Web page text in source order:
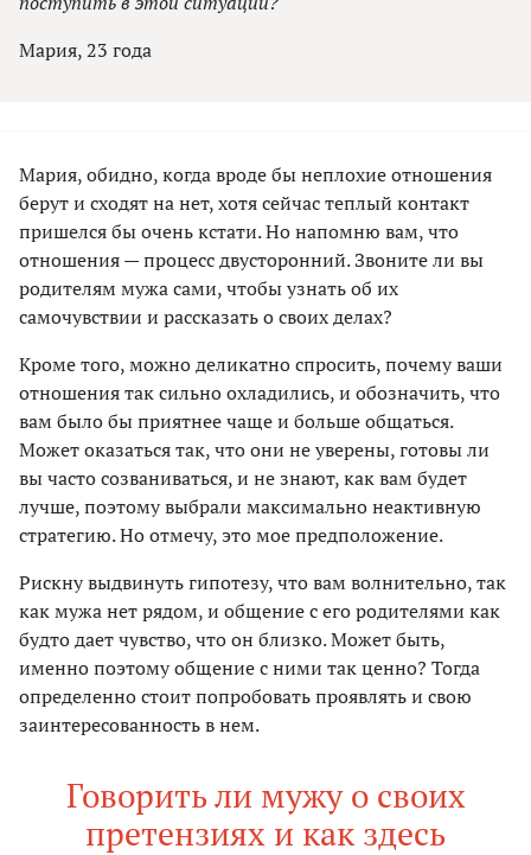
Мария, 23 года
Мария, обидно, когда вроде бы неплохие отношения
берут и сходят на нет, хотя сейчас теплый контакт
пришелся бы очень кстати. Но напомню вам, что
отношения — процесс двусторонний. Звоните ли вы
родителям мужа сами, чтобы узнать об их
самочувствии и рассказать о своих делах?
Кроме того, можно деликатно спросить, почему ваши
отношения так сильно охладились, и обозначить, что
вам было бы приятнее чаще и больше общаться.
Может оказаться так, что они не уверены, готовы ли
вы часто созваниваться, и не знают, как вам будет
лучше, поэтому выбрали максимально неактивную
стратегию. Но отмечу, это мое предположение.
Рискну выдвинуть гипотезу, что вам волнительно, так
как мужа нет рядом, и общение с его родителями как
будто дает чувство, что он близко. Может быть,
именно поэтому общение с ними так ценно? Тогда
определенно стоит попробовать проявлять и свою
заинтересованность в нем.
Говорить ли мужу о своих
претензиях и как здесь